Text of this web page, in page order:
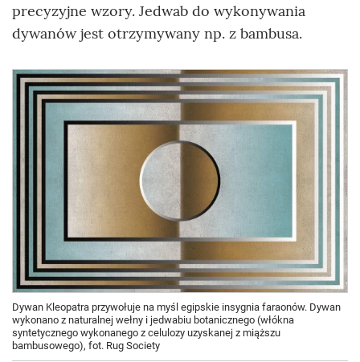
precyzyjne wzory. Jedwab do wykonywania
dywanów jest otrzymywany np. z bambusa.
Dywan Kleopatra przywołuje na myśl egipskie insygnia faraonów. Dywan
wykonano z naturalnej wełny i jedwabiu botanicznego (włókna
syntetycznego wykonanego z celulozy uzyskanej z miąższu
bambusowego), fot. Rug Society